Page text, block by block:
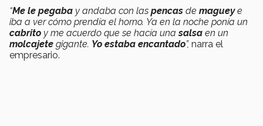
“Me le pegaba y andaba con las pencas de magueye
iba a ver cómo prendía el horno. Ya en la noche ponía un
cabrito y me acuerdo que se hacía unasalsa en un
molcajete gigante. Yo estaba encantado”, narra el
empresario.